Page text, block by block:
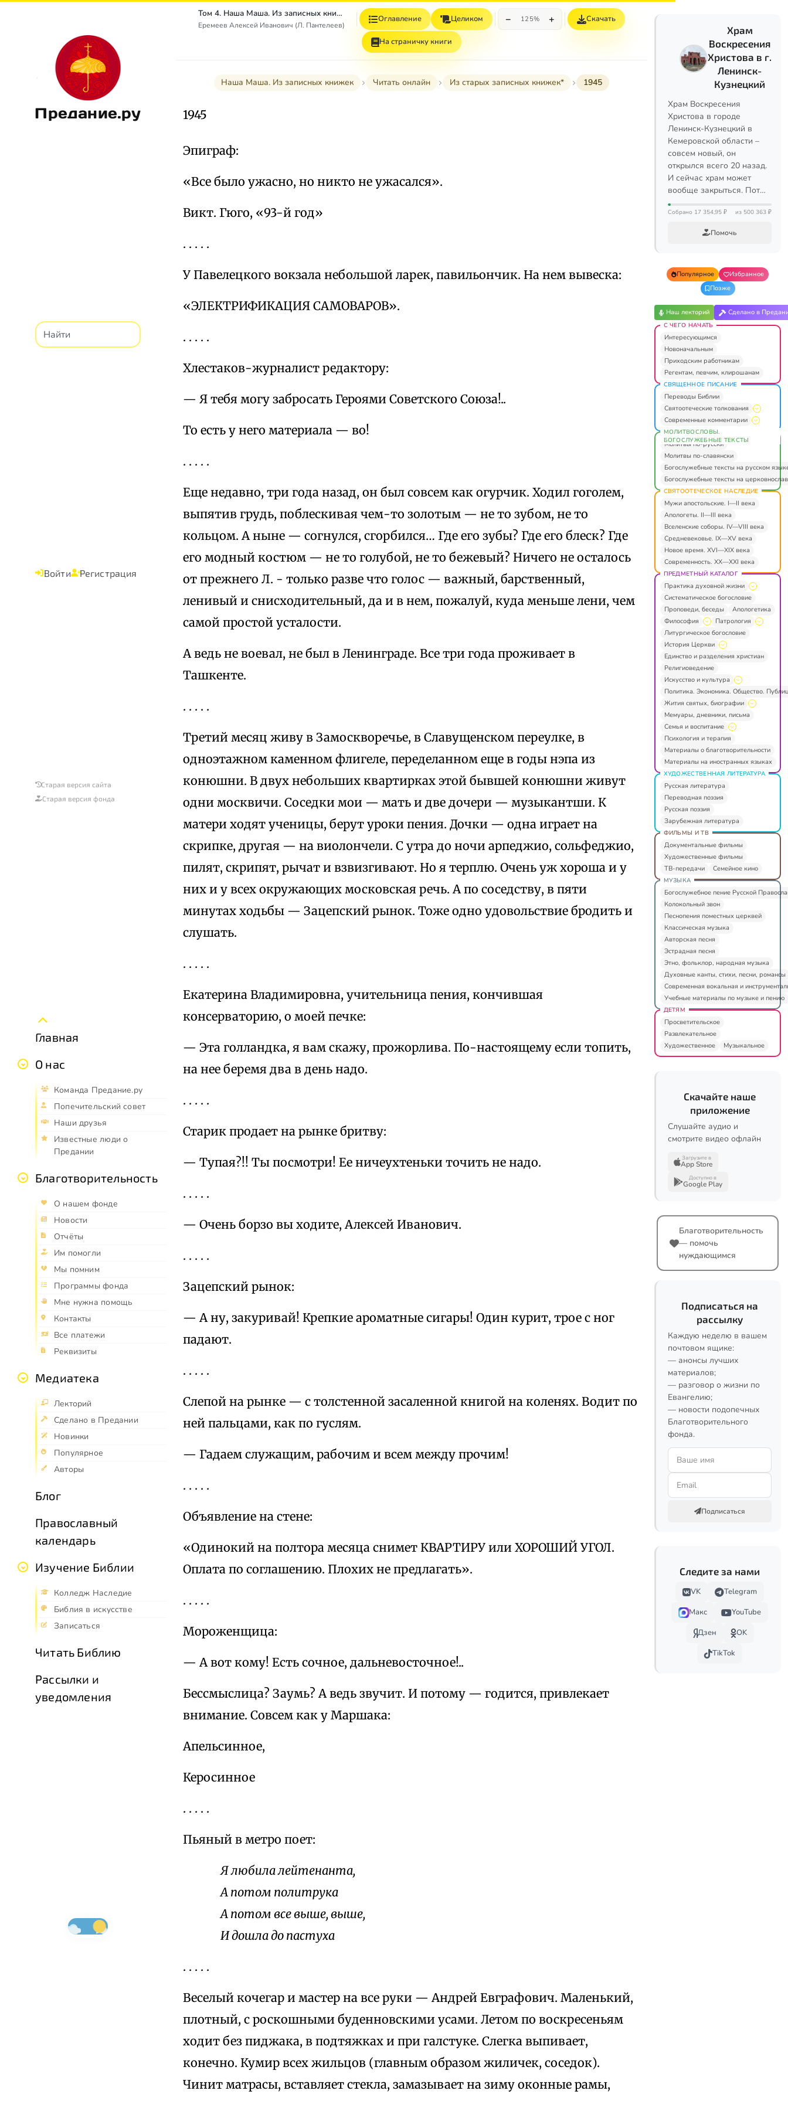
Предание.ру
Войти Регистрация
Старая версия сайта
Старая версия фонда
Главная
О нас
Команда Предание.ру
Попечительский совет
Наши друзья
Известные люди о
Предании
Благотворительность
О нашем фонде
Новости
Отчёты
Им помогли
Мы помним
Программы фонда
Мне нужна помощь
Контакты
Все платежи
Реквизиты
Медиатека
Лекторий
Сделано в Предании
Новинки
Популярное
Авторы
Блог
Православный
календарь
Изучение Библии
Колледж Наследие
Библия в искусстве
Записаться
Читать Библию
Рассылки и
уведомления
Том 4. Наша Маша. Из записных книжек
Еремеев Алексей Иванович (Л. Пантелеев)
Оглавление Целиком − 125% + Скачать
На страничку книги
Наша Маша. Из записных книжек Читать онлайн Из старых записных книжек* 1945
1945
Эпиграф:
«Все было ужасно, но никто не ужасался».
Викт. Гюго, «93-й год»
. . . . .
У Павелецкого вокзала небольшой ларек, павильончик. На нем вывеска:
«ЭЛЕКТРИФИКАЦИЯ САМОВАРОВ».
. . . . .
Хлестаков-журналист редактору:
— Я тебя могу забросать Героями Советского Союза!..
То есть у него материала — во!
. . . . .
Еще недавно, три года назад, он был совсем как огурчик. Ходил гоголем,
выпятив грудь, поблескивая чем-то золотым — не то зубом, не то
кольцом. А ныне — согнулся, сгорбился… Где его зубы? Где его блеск? Где
его модный костюм — не то голубой, не то бежевый? Ничего не осталось
от прежнего Л. - только разве что голос — важный, барственный,
ленивый и снисходительный, да и в нем, пожалуй, куда меньше лени, чем
самой простой усталости.
А ведь не воевал, не был в Ленинграде. Все три года проживает в
Ташкенте.
. . . . .
Третий месяц живу в Замоскворечье, в Славущенском переулке, в
одноэтажном каменном флигеле, переделанном еще в годы нэпа из
конюшни. В двух небольших квартирках этой бывшей конюшни живут
одни москвичи. Соседки мои — мать и две дочери — музыкантши. К
матери ходят ученицы, берут уроки пения. Дочки — одна играет на
скрипке, другая — на виолончели. С утра до ночи арпеджио, сольфеджио,
пилят, скрипят, рычат и взвизгивают. Но я терплю. Очень уж хороша и у
них и у всех окружающих московская речь. А по соседству, в пяти
минутах ходьбы — Зацепский рынок. Тоже одно удовольствие бродить и
слушать.
. . . . .
Екатерина Владимировна, учительница пения, кончившая
консерваторию, о моей печке:
— Эта голландка, я вам скажу, прожорлива. По-настоящему если топить,
на нее беремя два в день надо.
. . . . .
Старик продает на рынке бритву:
— Тупая?!! Ты посмотри! Ее ничеухтеньки точить не надо.
. . . . .
— Очень борзо вы ходите, Алексей Иванович.
. . . . .
Зацепский рынок:
— А ну, закуривай! Крепкие ароматные сигары! Один курит, трое с ног
падают.
. . . . .
Слепой на рынке — с толстенной засаленной книгой на коленях. Водит по
ней пальцами, как по гуслям.
— Гадаем служащим, рабочим и всем между прочим!
. . . . .
Объявление на стене:
«Одинокий на полтора месяца снимет КВАРТИРУ или ХОРОШИЙ УГОЛ.
Оплата по соглашению. Плохих не предлагать».
. . . . .
Мороженщица:
— А вот кому! Есть сочное, дальневосточное!..
Бессмыслица? Заумь? А ведь звучит. И потому — годится, привлекает
внимание. Совсем как у Маршака:
Апельсинное,
Керосинное
. . . . .
Пьяный в метро поет:
Я любила лейтенанта,
А потом политрука
А потом все выше, выше,
И дошла до пастуха
. . . . .
Веселый кочегар и мастер на все руки — Андрей Евграфович. Маленький,
плотный, с роскошными буденновскими усами. Летом по воскресеньям
ходит без пиджака, в подтяжках и при галстуке. Слегка выпивает,
конечно. Кумир всех жильцов (главным образом жиличек, соседок).
Чинит матрасы, вставляет стекла, замазывает на зиму оконные рамы,
Храм
Воскресения
Христова в г.
Ленинск-
Кузнецкий
Храм Воскресения
Христова в городе
Ленинск-Кузнецкий в
Кемеровской области –
совсем новый, он
открылся всего 20 назад.
И сейчас храм может
вообще закрыться. Пот…
Собрано 17 354,95 ₽ из 500 363 ₽
Помочь
Популярное
Избранное
Позже
Наш лекторий Сделано в
С ЧЕГО НАЧАТЬ
Интересующимся
Новоначальным
Приходским работникам
Регентам, певчим, клирошанам
СВЯЩЕННОЕ ПИСАНИЕ
Переводы Библии
Святоотеческие толкования
Современные комментарии
МОЛИТВОСЛОВЫ.
БОГОСЛУЖЕБНЫЕ ТЕКСТЫ
Молитвы по-русски
Молитвы по-славянски
Богослужебные тексты на русском
Богослужебные тексты на
СВЯТООТЕЧЕСКОЕ НАСЛЕДИЕ
Мужи апостольские. I—II века
Апологеты. II—III века
Вселенские соборы. IV—VIII века
Средневековье. IX—XV века
Новое время. XVI—XIX века
Современность. XX—XXI века
ПРЕДМЕТНЫЙ КАТАЛОГ
Практика духовной жизни
Систематическое богословие
Проповеди, беседы
Апологетика
Философия
Патрология
Литургическое богословие
История Церкви
Единство и разделения христиан
Религиоведение
Искусство и культура
Политика. Экономика. Общество.
Жития святых, биографии
Мемуары, дневники, письма
Семья и воспитание
Психология и терапия
Материалы о благотворительности
Материалы на иностранных языках
ХУДОЖЕСТВЕННАЯ ЛИТЕРАТУРА
Русская литература
Переводная поэзия
Русская поэзия
Зарубежная литература
ФИЛЬМЫ И ТВ
Документальные фильмы
Художественные фильмы
ТВ-передачи
Семейное кино
МУЗЫКА
Богослужебное пение Русской
Колокольный звон
Песнопения поместных церквей
Классическая музыка
Авторская песня
Эстрадная песня
Этно, фольклор, народная музыка
Духовные канты, стихи, песни, романсы
Современная вокальная и
Учебные материалы по музыке и пению
ДЕТЯМ
Просветительское
Развлекательное
Художественное
Музыкальное
Скачайте наше
приложение
Слушайте аудио и
смотрите видео офлайн
Загрузите в
App Store
Доступно в
Google Play
Благотворительность
— помочь
нуждающимся
Подписаться на
рассылку
Каждую неделю в вашем
почтовом ящике:
— анонсы лучших
материалов;
— разговор о жизни по
Евангелию;
— новости подопечных
Благотворительного
фонда.
Подписаться
Следите за нами
VK
Telegram
Макс
YouTube
Дзен
OK
TikTok